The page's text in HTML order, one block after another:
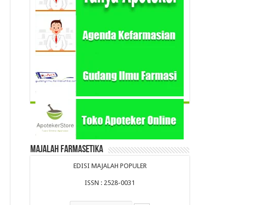
Majalah Farmasetika
EDISI MAJALAH POPULER
ISSN : 2528-0031